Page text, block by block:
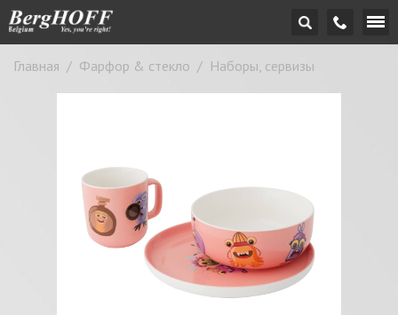
Главная / Фарфор & стекло / Наборы, сервизы